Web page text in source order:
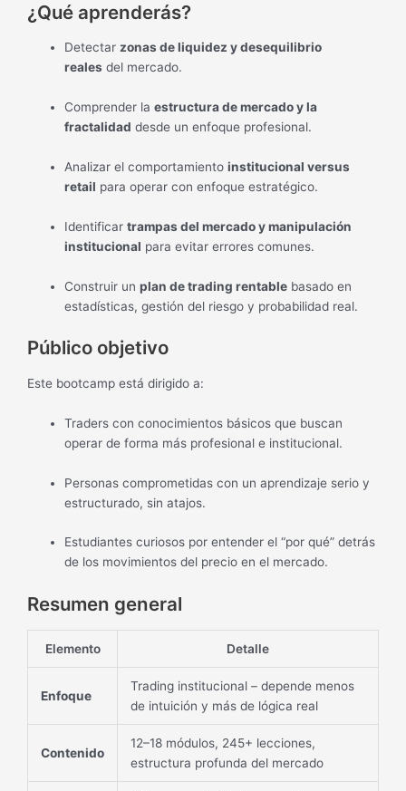
¿Qué aprenderás?
Detectar zonas de liquidez y desequilibrio
reales del mercado.
Comprender laestructura de mercado y la
fractalidad desde un enfoque profesional.
Analizar el comportamientoinstitucional versus
retail para operar con enfoque estratégico.
Identificartrampas del mercado y manipulación
institucional para evitar errores comunes.
Construir unplan de trading rentable basado en
estadísticas, gestión del riesgo y probabilidad real.
Público objetivo
Este bootcamp está dirigido a:
Traders con conocimientos básicos que buscan
operar de forma más profesional e institucional.
Personas comprometidas con un aprendizaje serio y
estructurado, sin atajos.
Estudiantes curiosos por entender el “por qué” detrás
de los movimientos del precio en el mercado.
Resumen general
Elemento Detalle
Enfoque
Trading institucional – depende menos
de intuición y más de lógica real
Contenido
12–18 módulos, 245+ lecciones,
estructura profunda del mercado